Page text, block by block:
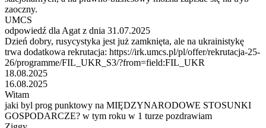
zaoczny.
UMCS
odpowiedź dla Agat z dnia 31.07.2025
Dzień dobry, rusycystyka jest już zamknięta, ale na ukrainistykę
trwa dodatkowa rekrutacja: https://irk.umcs.pl/pl/offer/rekrutacja-25-
26/programme/FIL_UKR_S3/?from=field:FIL_UKR
18.08.2025
16.08.2025
Witam
jaki byl prog punktowy na MIĘDZYNARODOWE STOSUNKI
GOSPODARCZE? w tym roku w 1 turze pozdrawiam